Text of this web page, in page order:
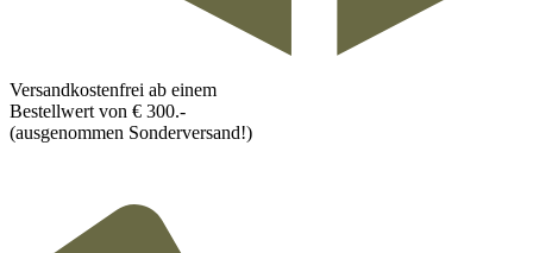
Versandkostenfrei ab einem
Bestellwert von € 300.-
(ausgenommen Sonderversand!)